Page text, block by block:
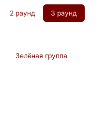
2 раунд 3 раунд
Зелёная группа